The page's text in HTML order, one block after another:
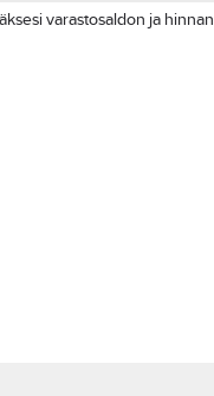
varastosaldon ja hinnan